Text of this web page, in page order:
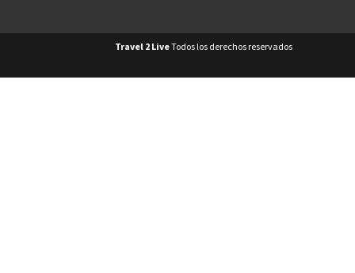
Travel 2 LiveTodos los derechos reservados